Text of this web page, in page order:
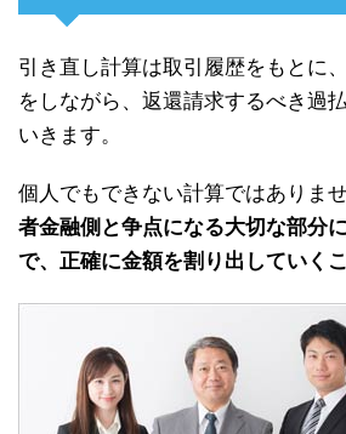
引き直し計算は取引履歴をもとに
をしながら、返還請求するべき過
いきます。
個人でもできない計算ではありま
者金融側と争点になる大切な部分
で、正確に金額を割り出していく